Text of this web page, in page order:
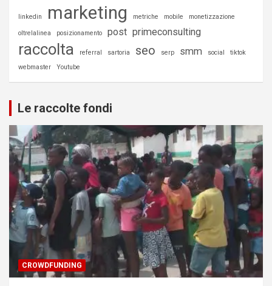
linkedin marketing metriche mobile monetizzazione
oltrelalinea posizionamento post primeconsulting
raccolta referral sartoria seo serp smm social
tiktok
webmaster
Youtube
Le raccolte fondi
CROWDFUNDING